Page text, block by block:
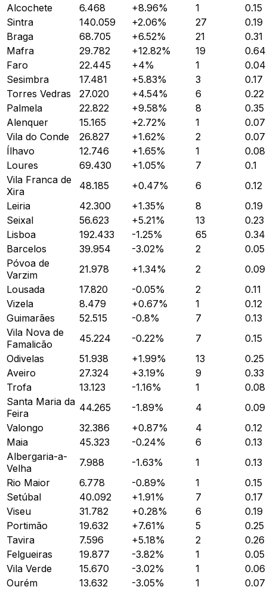
Alcochete
6.468 +8.96% 1
0.15
Sintra
140.059 +2.06% 27
0.19
Braga
68.705 +6.52% 21
0.31
Mafra
29.782 +12.82% 19
0.64
Faro
22.445 +4% 1
0.04
Sesimbra
17.481 +5.83% 3
0.17
Torres Vedras
27.020 +4.54% 6
0.22
Palmela
22.822 +9.58% 8
0.35
Alenquer
15.165 +2.72% 1
0.07
Vila do Conde
26.827 +1.62% 2
0.07
Ílhavo
12.746 +1.65% 1
0.08
Loures
69.430 +1.05% 7
0.1
Vila Franca de
Xira
48.185 +0.47% 6
0.12
Leiria
42.300 +1.35% 8
0.19
Seixal
56.623 +5.21% 13
0.23
Lisboa
192.433 -1.25% 65
0.34
Barcelos
39.954 -3.02% 2
0.05
Póvoa de
Varzim
21.978 +1.34% 2
0.09
Lousada
17.820 -0.05% 2
0.11
Vizela
8.479 +0.67% 1
0.12
Guimarães
52.515 -0.8% 7
0.13
Vila Nova de
Famalicão
45.224 -0.22% 7
0.15
Odivelas
51.938 +1.99% 13
0.25
Aveiro
27.324 +3.19% 9
0.33
Trofa
13.123 -1.16% 1
0.08
Santa Maria da
Feira
44.265 -1.89% 4
0.09
Valongo
32.386 +0.87% 4
0.12
Maia
45.323 -0.24% 6
0.13
Albergaria-a-
Velha
7.988 -1.63% 1
0.13
Rio Maior
6.778 -0.89% 1
0.15
Setúbal
40.092 +1.91% 7
0.17
Viseu
31.782 +0.28% 6
0.19
Portimão
19.632 +7.61% 5
0.25
Tavira
7.596 +5.18% 2
0.26
Felgueiras
19.877 -3.82% 1
0.05
Vila Verde
15.670 -3.02% 1
0.06
Ourém
13.632 -3.05% 1
0.07